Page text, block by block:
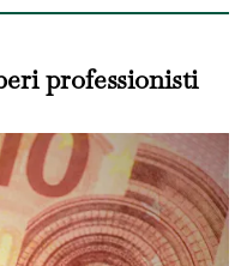
professionisti